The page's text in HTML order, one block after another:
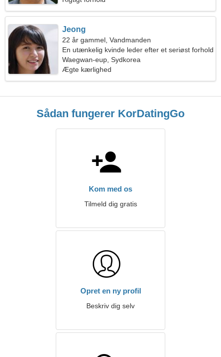
Jeong
22 år gammel, Vandmanden
En utænkelig kvinde leder efter et seriøst forhold
Waegwan-eup, Sydkorea
Ægte kærlighed
Sådan fungerer KorDatingGo
Kom med os
Tilmeld dig gratis
Opret en ny profil
Beskriv dig selv